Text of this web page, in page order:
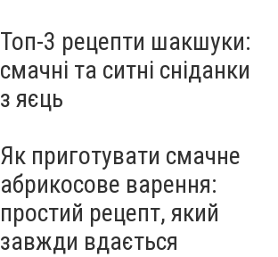
Топ-3 рецепти шакшуки:
смачні та ситні сніданки
з яєць
Як приготувати смачне
абрикосове варення:
простий рецепт, який
завжди вдається